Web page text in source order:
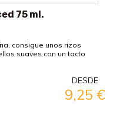
75 ml.
consigue unos rizos
suaves con un tacto
DESDE
9,25 €